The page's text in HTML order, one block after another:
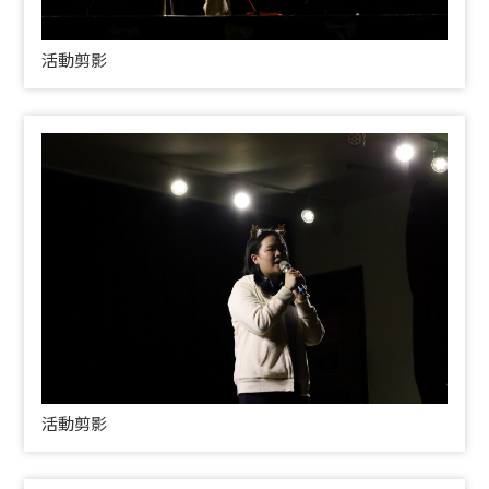
活動剪影
活動剪影